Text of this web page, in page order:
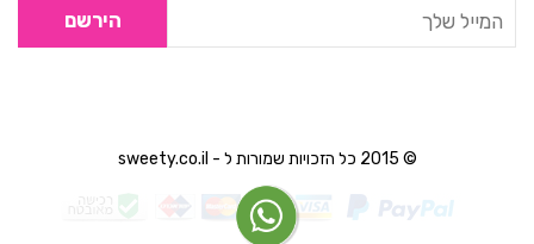
הירשם
© 2015 כל הזכויות שמורות ל - sweety.co.il